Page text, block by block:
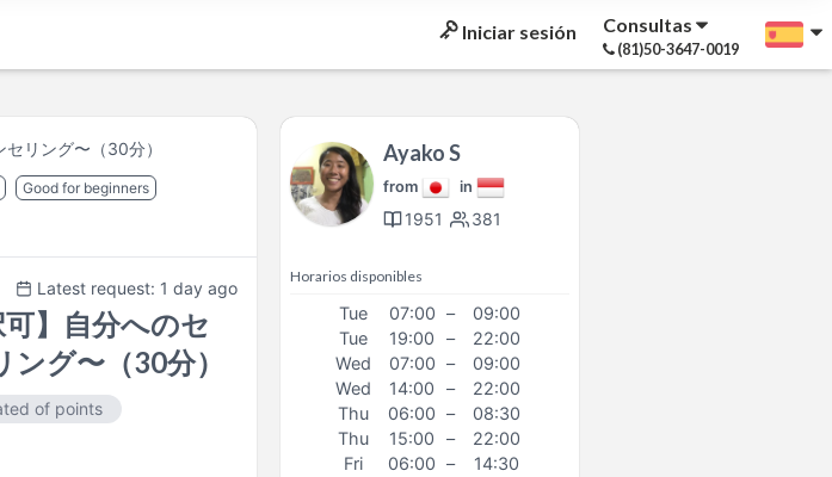
Iniciar sesión Consultas
(81)50-3647-0019
リング〜（30分）
Good for beginners
Latest request: 1 day ago
可】自分へのセ
グ〜（30分）
of points
Ayako S
from in
1951 381
Horarios disponibles
Tue 07:00 –
09:00
Tue
19:00 –
22:00
Wed
07:00 –
09:00
Wed
14:00 –
22:00
Thu
06:00 –
08:30
Thu
15:00 –
22:00
Fri
06:00 –
14:30